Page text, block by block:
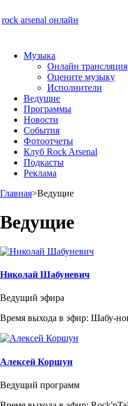
rock arsenal онлайн
Музыка
Онлайн трансляция
Оцените музыку
Исполнители
Ведущие
Программы
Новости
События
Фотоотчеты
Клуб Rock Arsenal
Подкасты
Реклама
Главная>Ведущие
Ведущие
Николай Шабуневич
Ведущий эфира
Время выхода в эфир: Шабу-
Алексей Коршун
Ведущий программ